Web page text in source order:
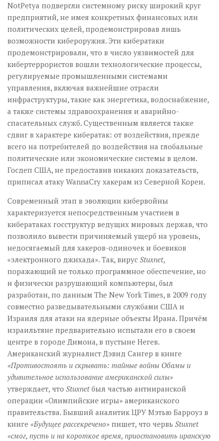
NotPetya подвергли системному риску широкий круг
предприятий, не имея конкретных финансовых или
политических целей, продемонстрировав лишь
возможности кибероружия. Эти кибератаки
продемонстрировали, что в число уязвимостей для
кибертеррористов вошли технологические процессы,
регулируемые промышленными системами
управления, включая важнейшие отрасли
инфраструктуры, такие как энергетика, водоснабжение,
а также системы здравоохранения и аварийно-
спасательных служб. Существенным является также
сдвиг в характере кибератак: от воздействия, прежде
всего на потребителей до воздействия на глобальные
политические или экономические системы в целом.
Госдеп США, не предоставив никаких доказательств,
приписал атаку WannaCry хакерам из Северной Кореи.
Современный этап в эволюции кибервойны
характеризуется непосредственным участием в
кибератаках госструктур ведущих мировых держав, что
позволило вывести причиняемый ущерб на уровень,
недосягаемый для хакеров-одиночек и боевиков
«электронного джихада». Так, вирус Stuxnet,
поражающий не только программное обеспечение, но
и физически разрушающий компьютеры, был
разработан, по данным The New York Times, в 2009 году
совместно разведывательными службами США и
Израиля для атаки на ядерные объекты Ирана. Причём
израильтяне предварительно испытали его в своем
центре в городе Димона, в пустыне Негев.
Американский журналист Дэвид Сангер в книге
«Противостоять и скрывать: тайные войны Обамы и
удивительное использование американской силы»
утверждает, что Stuxnet был частью антииранской
операции «Олимпийские игры» американского
правительства. Бывший аналитик ЦРУ Мэтью Барроуз в
книге «Будущее рассекречено» пишет, что червь Stuxnet
«смог, пусть и на короткое время, приостановить иранскую